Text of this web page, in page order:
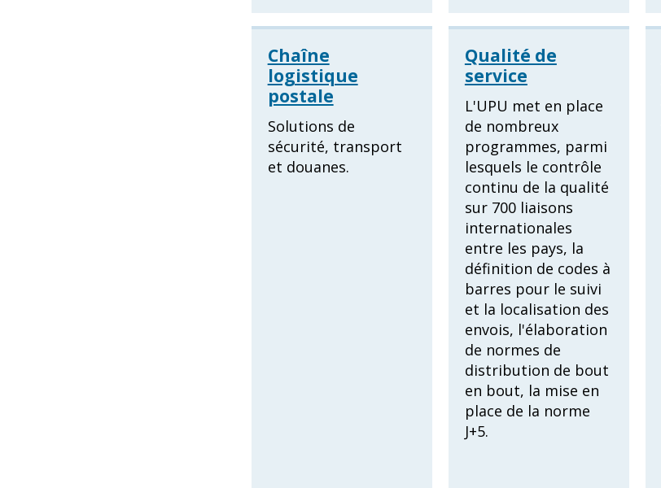
Chaîne
logistique
postale
Solutions de
sécurité, transport
et douanes.
Qualité de
service
L'UPU met en place
de nombreux
programmes, parmi
lesquels le contrôle
continu de la qualité
sur 700 liaisons
internationales
entre les pays, la
définition de codes à
barres pour le suivi
et la localisation des
envois, l'élaboration
de normes de
distribution de bout
en bout, la mise en
place de la norme
J+5.